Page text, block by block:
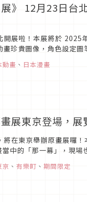
》 12月23日台
展啦！本展將於 2025
珍貴圖像，角色設定
動畫 、 日本漫畫
展東京登場，
在東京舉辦原畫展囉
中的「那一幕」，現場
京 、 有樂町 、 期間限定